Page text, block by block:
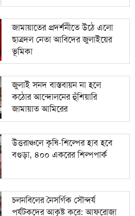
জামায়াতের প্রদর্শনীতে উঠে এলো
ছাত্রদল নেতা আবিদের জুলাইয়ের
ভূমিকা
জুলাই সনদ বাস্তবায়ন না হলে
কঠোর আন্দোলনের হুঁশিয়ারি
জামায়াত আমিরের
উত্তরাঞ্চলে কৃষি-শিল্পের হাব হবে
বগুড়া, ৪০০ একরের শিল্পপার্ক
চলনবিলের নৈসর্গিক সৌন্দর্য
পর্যটকদের আকৃষ্ট করে: আফরোজা